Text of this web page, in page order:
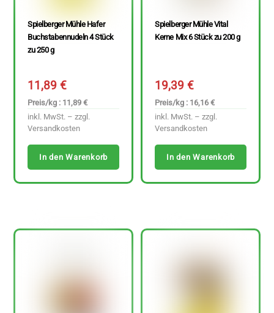
Spielberger Mühle Hafer
Buchstabennudeln 4 Stück
zu 250 g
11,89€
Preis/kg : 11,89 €
inkl. MwSt. – zzgl.
Versandkosten
In den Warenkorb
Spielberger Mühle Vital
Kerne Mix 6 Stück zu 200 g
19,39€
Preis/kg : 16,16 €
inkl. MwSt. – zzgl.
Versandkosten
In den Warenkorb